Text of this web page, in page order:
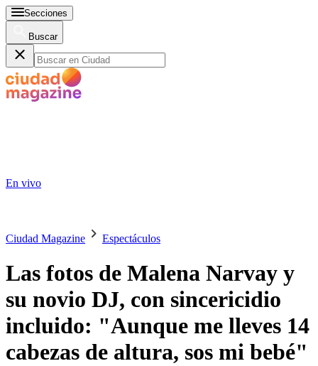
Secciones
Buscar
En vivo
Ciudad Magazine Espectáculos
Las fotos de Malena Narvay y
su novio DJ, con sincericidio
incluido: "Aunque me lleves 14
cabezas de altura, sos mi bebé"